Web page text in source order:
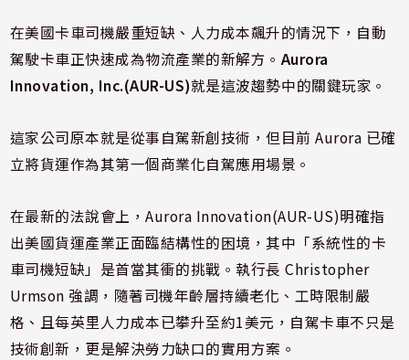
在美國卡車司機嚴重短缺、人力成本飆升的情況下，自動
駕駛卡車正快速成為物流產業的新解方。 Aurora
Innovation, Inc.(AUR-US)就是這波趨勢中的關鍵玩家。
這家公司原本就是從事自駕新創技術，但目前 Aurora 已確
立將貨運作為其第一個商業化自駕應用場景。
在最新的法說會上，Aurora Innovation(AUR-US)明確指
出美國貨運產業正面臨結構性的困境，其中「系統性的卡
車司機短缺」是首當其衝的挑戰。執行長 Christopher
Urmson 強調，隨著司機年齡層持續老化、工時限制嚴
格、且每英里人力成本已攀升至約1美元，自駕卡車不只是
技術創新，更是解決勞力缺口的實用方案。